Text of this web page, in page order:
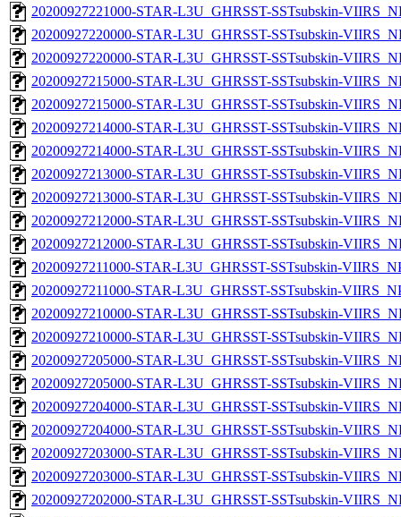
20200927221000-STAR-L3U_GHRSST-SSTsubskin-
20200927220000-STAR-L3U_GHRSST-SSTsubskin-
20200927220000-STAR-L3U_GHRSST-SSTsubskin-
20200927215000-STAR-L3U_GHRSST-SSTsubskin-
20200927215000-STAR-L3U_GHRSST-SSTsubskin-
20200927214000-STAR-L3U_GHRSST-SSTsubskin-
20200927214000-STAR-L3U_GHRSST-SSTsubskin-
20200927213000-STAR-L3U_GHRSST-SSTsubskin-
20200927213000-STAR-L3U_GHRSST-SSTsubskin-
20200927212000-STAR-L3U_GHRSST-SSTsubskin-
20200927212000-STAR-L3U_GHRSST-SSTsubskin-
20200927211000-STAR-L3U_GHRSST-SSTsubskin-
20200927211000-STAR-L3U_GHRSST-SSTsubskin-
20200927210000-STAR-L3U_GHRSST-SSTsubskin-
20200927210000-STAR-L3U_GHRSST-SSTsubskin-
20200927205000-STAR-L3U_GHRSST-SSTsubskin-
20200927205000-STAR-L3U_GHRSST-SSTsubskin-
20200927204000-STAR-L3U_GHRSST-SSTsubskin-
20200927204000-STAR-L3U_GHRSST-SSTsubskin-
20200927203000-STAR-L3U_GHRSST-SSTsubskin-
20200927203000-STAR-L3U_GHRSST-SSTsubskin-
20200927202000-STAR-L3U_GHRSST-SSTsubskin-